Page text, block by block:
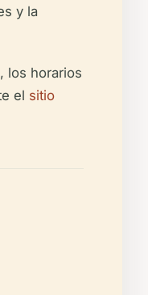
y la
los horarios
el sitio